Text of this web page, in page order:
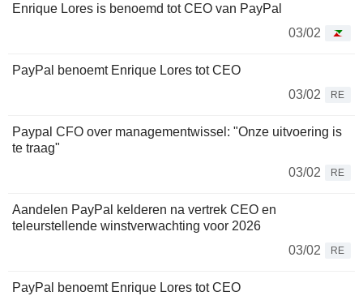
Enrique Lores is benoemd tot CEO van PayPal
03/02
PayPal benoemt Enrique Lores tot CEO
03/02
RE
Paypal CFO over managementwissel: "Onze uitvoering is
te traag"
03/02
RE
Aandelen PayPal kelderen na vertrek CEO en
teleurstellende winstverwachting voor 2026
03/02
RE
PayPal benoemt Enrique Lores tot CEO